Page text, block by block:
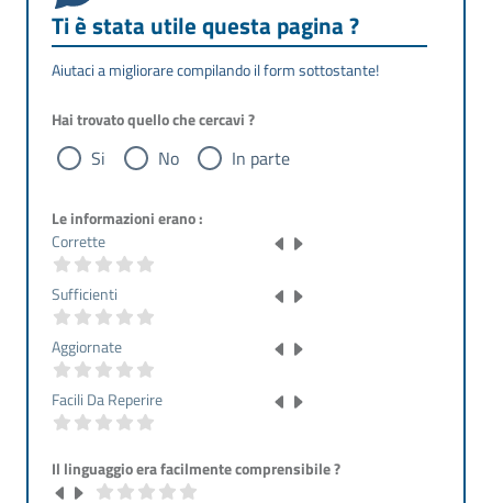
Ti è stata utile questa pagina ?
Aiutaci a migliorare compilando il form sottostante!
Hai trovato quello che cercavi ?
Si No In parte
Le informazioni erano :
Corrette
Sufficienti
Aggiornate
Facili Da Reperire
Il linguaggio era facilmente comprensibile ?